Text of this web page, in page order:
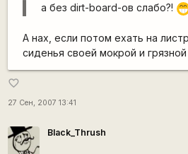
а без dirt-board-ов слабо?! ;D
А нах, если потом ехать на
сиденья своей мокрой и
favorite_border
27 Сен, 2007 13:41
Black_Thrush